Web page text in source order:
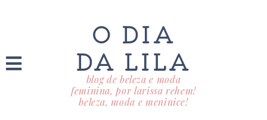
O DIA
DA LILA
blog de beleza e moda
feminina, por larissa rehem!
beleza, moda e meninice!